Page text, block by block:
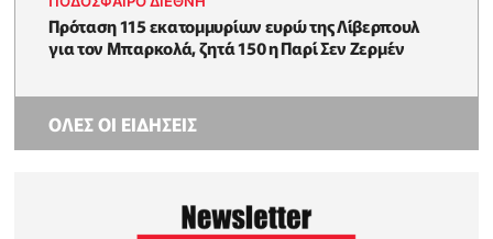
Πρόταση 115 εκατομμυρίων ευρώ της Λίβερπουλ
για τον Μπαρκολά, ζητά 150 η Παρί Σεν Ζερμέν
ΟΛΕΣ ΟΙ ΕΙΔΗΣΕΙΣ